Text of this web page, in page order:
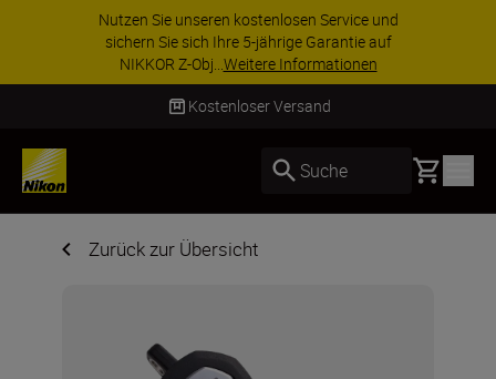
Nutzen Sie unseren kostenlosen Service und
sichern Sie sich Ihre 5-jährige Garantie auf
NIKKOR Z-Obj...Weitere Informationen
Kostenloser Versand
Suche Basket
Zurück zur Übersicht